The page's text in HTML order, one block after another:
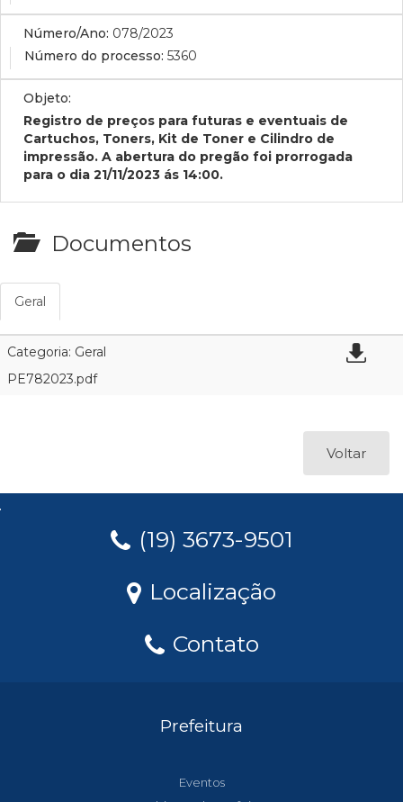
Número/Ano: 078/2023
Número do processo: 5360
Objeto:
Registro de preços para futuras e eventuais de
Cartuchos, Toners, Kit de Toner e Cilindro de
impressão. A abertura do pregão foi prorrogada
para o dia 21/11/2023 ás 14:00.
Documentos
Geral
Categoria: Geral
PE782023.pdf
Voltar
(19) 3673-9501
Localização
Contato
Prefeitura
Eventos